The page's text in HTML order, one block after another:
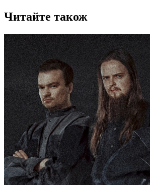
Читайте також